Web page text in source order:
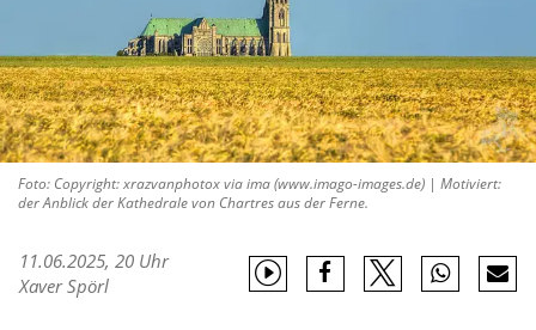
Foto: Copyright: xrazvanphotox via ima (www.imago-images.de) | Motiviert:
der Anblick der Kathedrale von Chartres aus der Ferne.
11.06.2025, 20 Uhr
Xaver Spörl